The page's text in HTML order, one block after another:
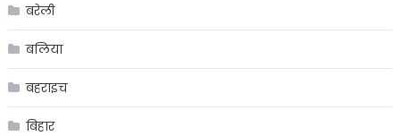
बरेली
बलिया
बहराइच
बिहार